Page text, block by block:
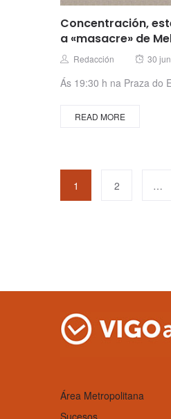
Concentración,
a «masacre» de
Author
Redacción 30
Ás 19:30 h na Praza do
READ MORE
1 2 …
Área Metropolitana
Sucesos